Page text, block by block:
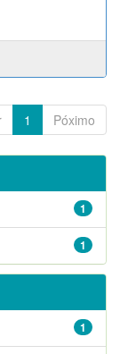
1 Póximo
1
1
1